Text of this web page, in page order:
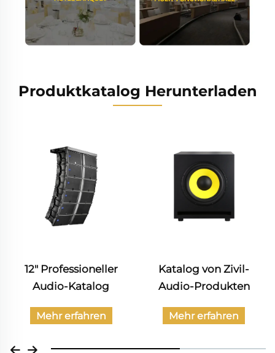
Produktkatalog Herunterladen
12" Professioneller
Audio-Katalog
Mehr erfahren
Katalog von Zivil-
Audio-Produkten
Mehr erfahren